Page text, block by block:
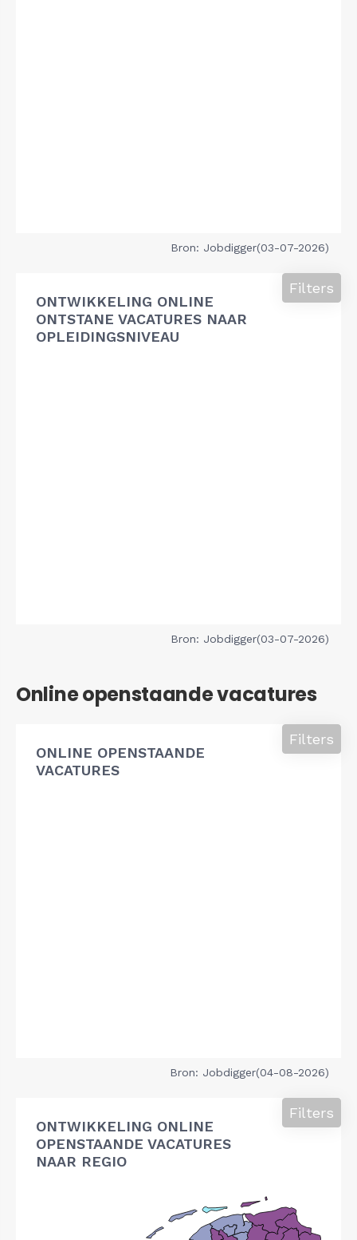
Bron: Jobdigger(03-07-2026)
ONTWIKKELING ONLINE
ONTSTANE VACATURES NAAR
OPLEIDINGSNIVEAU
Filters
Bron: Jobdigger(03-07-2026)
Online openstaande vacatures
ONLINE OPENSTAANDE
VACATURES
Filters
Bron: Jobdigger(04-08-2026)
ONTWIKKELING ONLINE
OPENSTAANDE VACATURES
NAAR REGIO
Filters